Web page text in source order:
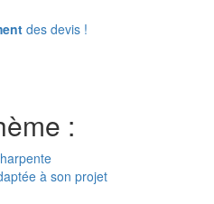
des devis !
:
à son projet